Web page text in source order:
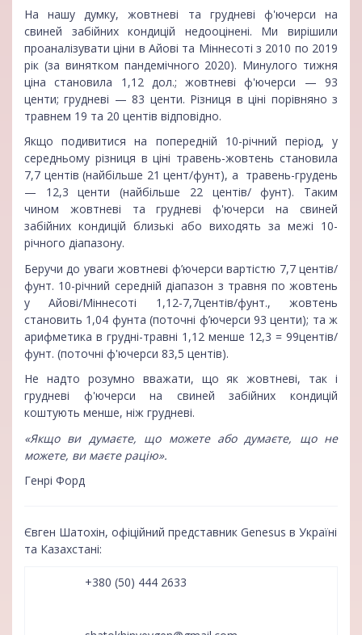
На нашу думку, жовтневі та грудневі ф'ючерси на
свиней забійних кондицій недооцінені. Ми вирішили
проаналізувати ціни в Айові та Міннесоті з 2010 по 2019
рік (за винятком пандемічного 2020). Минулого тижня
ціна становила 1,12 дол.; жовтневі ф'ючерси — 93
центи; грудневі — 83 центи. Різниця в ціні порівняно з
травнем 19 та 20 центів відповідно.
Якщо подивитися на попередній 10-річний період, у
середньому різниця в ціні травень-жовтень становила
7,7 центів (найбільше 21 цент/фунт), а травень-грудень
— 12,3 центи (найбільше 22 центів/ фунт). Таким
чином жовтневі та грудневі ф'ючерси на свиней
забійних кондицій близькі або виходять за межі 10-
річного діапазону.
Беручи до уваги жовтневі ф’ючерси вартістю 7,7 центів/
фунт. 10-річний середній діапазон з травня по жовтень
у Айові/Міннесоті 1,12-7,7центів/фунт., жовтень
становить 1,04 фунта (поточні ф’ючерси 93 центи); та ж
арифметика в грудні-травні 1,12 менше 12,3 = 99центів/
фунт. (поточні ф'ючерси 83,5 центів).
Не надто розумно вважати, що як жовтневі, так і
грудневі ф'ючерси на свиней забійних кондицій
коштують менше, ніж грудневі.
«Якщо ви думаєте, що можете або думаєте, що не
можете, ви маєте рацію».
Генрі Форд
Євген Шатохін, офіційний представник Genesus в Україні
та Казахстані:
+380 (50) 444 2633